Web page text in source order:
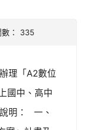
： 335
理「A2數位
國中、高中
明： 一、